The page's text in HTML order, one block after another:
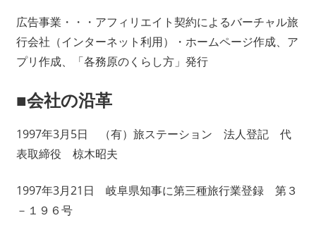
広告事業・・・アフィリエイト契約によるバーチャル旅
行会社（インターネット利用）・ホームページ作成、ア
プリ作成、「各務原のくらし方」発行
■会社の沿革
1997年3月5日 （有）旅ステーション 法人登記 代
表取締役 椋木昭夫
1997年3月21日 岐阜県知事に第三種旅行業登録 第３
－１９６号